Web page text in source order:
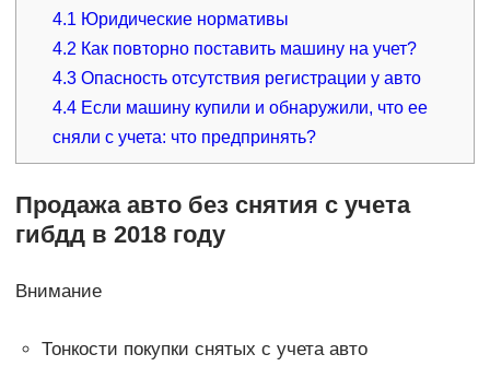
4.1 Юридические нормативы
4.2 Как повторно поставить машину на учет?
4.3 Опасность отсутствия регистрации у авто
4.4 Если машину купили и обнаружили, что ее
сняли с учета: что предпринять?
Продажа авто без снятия с учета
гибдд в 2018 году
Внимание
Тонкости покупки снятых с учета авто